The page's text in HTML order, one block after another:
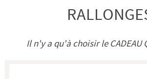
Il n'y a qu'à choisir le CADEAU